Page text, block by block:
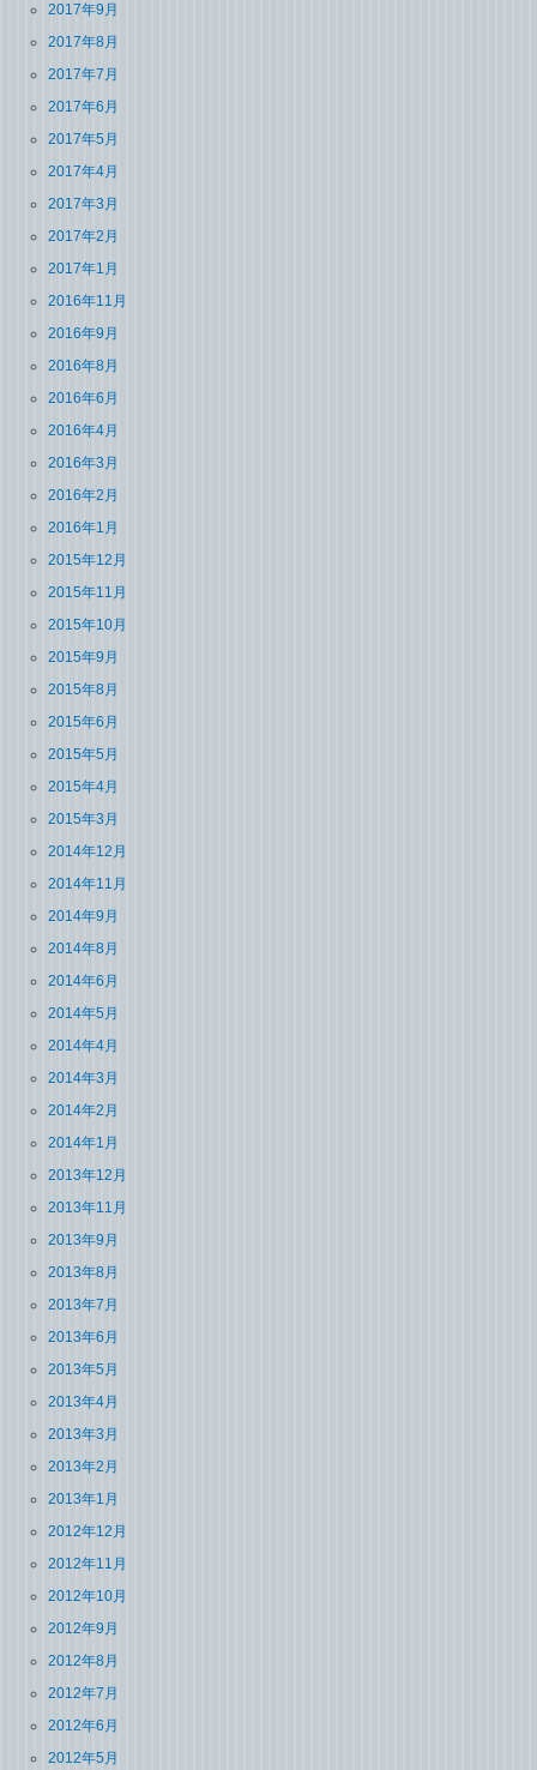
2017年9月
2017年8月
2017年7月
2017年6月
2017年5月
2017年4月
2017年3月
2017年2月
2017年1月
2016年11月
2016年9月
2016年8月
2016年6月
2016年4月
2016年3月
2016年2月
2016年1月
2015年12月
2015年11月
2015年10月
2015年9月
2015年8月
2015年6月
2015年5月
2015年4月
2015年3月
2014年12月
2014年11月
2014年9月
2014年8月
2014年6月
2014年5月
2014年4月
2014年3月
2014年2月
2014年1月
2013年12月
2013年11月
2013年9月
2013年8月
2013年7月
2013年6月
2013年5月
2013年4月
2013年3月
2013年2月
2013年1月
2012年12月
2012年11月
2012年10月
2012年9月
2012年8月
2012年7月
2012年6月
2012年5月